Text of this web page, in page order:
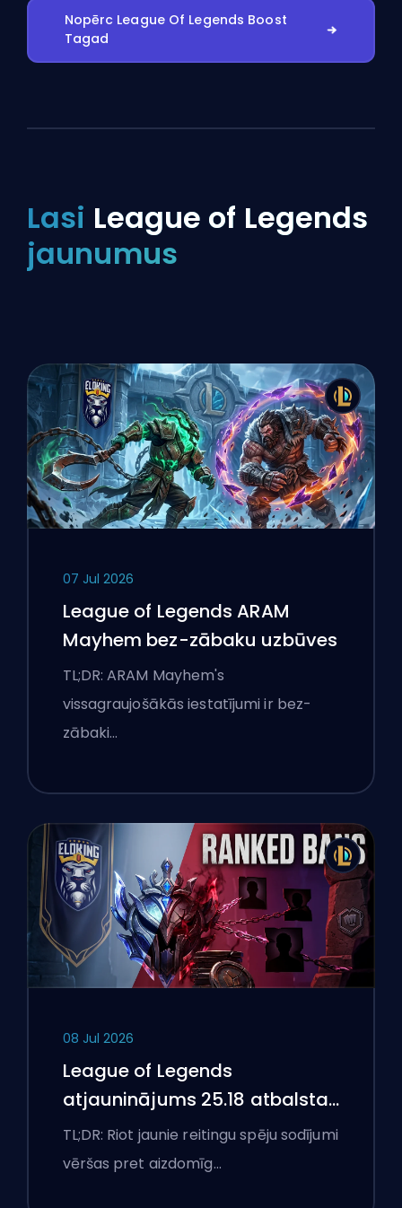
Nopērc League Of Legends Boost
Tagad
Lasi League of Legends
jaunumus
07 Jul 2026
League of Legends ARAM
Mayhem bez-zābaku uzbūves
TL;DR: ARAM Mayhem's
vissagraujošākās iestatījumi ir bez-
zābaki…
08 Jul 2026
League of Legends
atjauninājums 25.18 atbalsta
aizliegumus un boostēšanas
karogus
TL;DR: Riot jaunie reitingu spēju sodījumi
vēršas pret aizdomīg…